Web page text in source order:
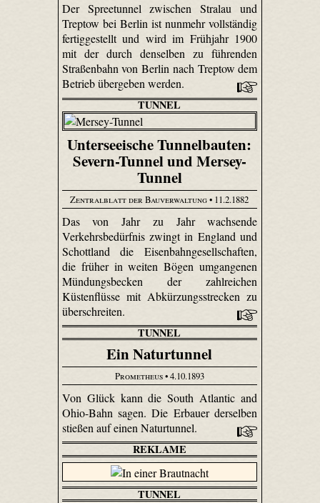
Der Spreetunnel zwischen Stralau und
Treptow bei Berlin ist nunmehr vollständig
fertiggestellt und wird im Frühjahr 1900
mit der durch denselben zu führenden
Straßenbahn von Berlin nach Treptow dem
Betrieb übergeben werden.
TUNNEL
Unterseeische Tunnelbauten:
Severn-Tunnel und Mersey-
Tunnel
Zentralblatt der Bauverwaltung• 11.2.1882
Das von Jahr zu Jahr wachsende
Verkehrsbedürfnis zwingt in England und
Schottland die Eisenbahngesellschaften,
die früher in weiten Bögen umgangenen
Mündungsbecken der zahlreichen
Küstenflüsse mit Abkürzungsstrecken zu
überschreiten.
TUNNEL
Ein Naturtunnel
Prometheus• 4.10.1893
Von Glück kann die South Atlantic and
Ohio-Bahn sagen. Die Erbauer derselben
stießen auf einen Naturtunnel.
REKLAME
TUNNEL